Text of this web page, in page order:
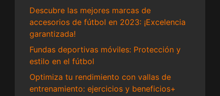
Descubre las mejores marcas de
accesorios de fútbol en 2023: ¡Excelencia
garantizada!
Fundas deportivas móviles: Protección y
estilo en el fútbol
Optimiza tu rendimiento con vallas de
entrenamiento: ejercicios y beneficios+